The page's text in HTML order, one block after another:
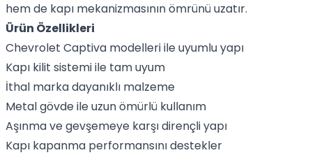
hem de kapı mekanizmasının ömrünü uzatır.
Ürün Özellikleri
Chevrolet Captiva modelleri ile uyumlu yapı
Kapı kilit sistemi ile tam uyum
İthal marka dayanıklı malzeme
Metal gövde ile uzun ömürlü kullanım
Aşınma ve gevşemeye karşı dirençli yapı
Kapı kapanma performansını destekler